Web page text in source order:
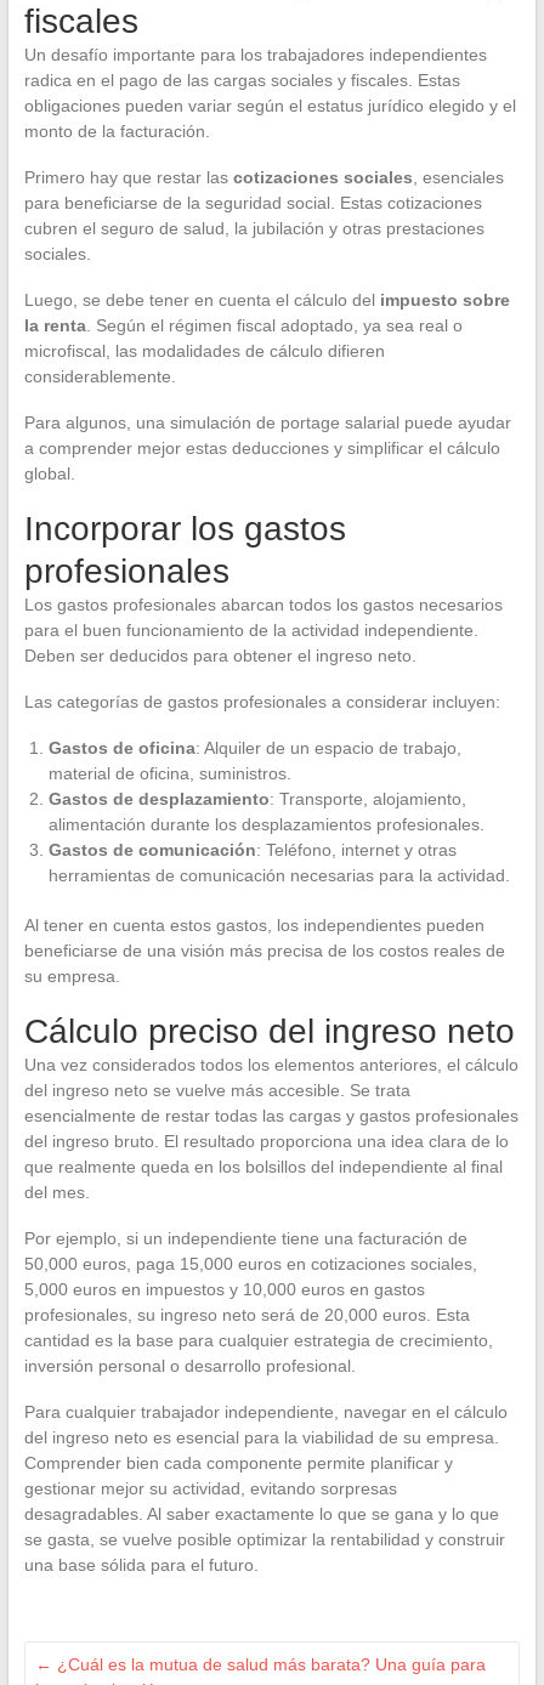
fiscales
Un desafío importante para los trabajadores independientes
radica en el pago de las cargas sociales y fiscales. Estas
obligaciones pueden variar según el estatus jurídico elegido y el
monto de la facturación.
Primero hay que restar las cotizaciones sociales , esenciales
para beneficiarse de la seguridad social. Estas cotizaciones
cubren el seguro de salud, la jubilación y otras prestaciones
sociales.
Luego, se debe tener en cuenta el cálculo del impuesto sobre
la renta. Según el régimen fiscal adoptado, ya sea real o
microfiscal, las modalidades de cálculo difieren
considerablemente.
Para algunos, una simulación de portage salarial puede ayudar
a comprender mejor estas deducciones y simplificar el cálculo
global.
Incorporar los gastos
profesionales
Los gastos profesionales abarcan todos los gastos necesarios
para el buen funcionamiento de la actividad independiente.
Deben ser deducidos para obtener el ingreso neto.
Las categorías de gastos profesionales a considerar incluyen:
Gastos de oficina: Alquiler de un espacio de trabajo,
material de oficina, suministros.
Gastos de desplazamiento: Transporte, alojamiento,
alimentación durante los desplazamientos profesionales.
Gastos de comunicación: Teléfono, internet y otras
herramientas de comunicación necesarias para la actividad.
Al tener en cuenta estos gastos, los independientes pueden
beneficiarse de una visión más precisa de los costos reales de
su empresa.
Cálculo preciso del ingreso neto
Una vez considerados todos los elementos anteriores, el cálculo
del ingreso neto se vuelve más accesible. Se trata
esencialmente de restar todas las cargas y gastos profesionales
del ingreso bruto. El resultado proporciona una idea clara de lo
que realmente queda en los bolsillos del independiente al final
del mes.
Por ejemplo, si un independiente tiene una facturación de
50,000 euros, paga 15,000 euros en cotizaciones sociales,
5,000 euros en impuestos y 10,000 euros en gastos
profesionales, su ingreso neto será de 20,000 euros. Esta
cantidad es la base para cualquier estrategia de crecimiento,
inversión personal o desarrollo profesional.
Para cualquier trabajador independiente, navegar en el cálculo
del ingreso neto es esencial para la viabilidad de su empresa.
Comprender bien cada componente permite planificar y
gestionar mejor su actividad, evitando sorpresas
desagradables. Al saber exactamente lo que se gana y lo que
se gasta, se vuelve posible optimizar la rentabilidad y construir
una base sólida para el futuro.
← ¿Cuál es la mutua de salud más barata? Una guía para